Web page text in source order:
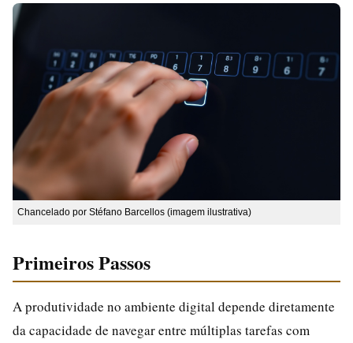
Chancelado por Stéfano Barcellos (imagem ilustrativa)
Primeiros Passos
A produtividade no ambiente digital depende diretamente
da capacidade de navegar entre múltiplas tarefas com